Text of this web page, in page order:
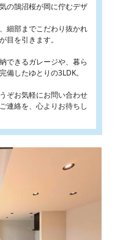
の鵠沼桜が岡に佇むデザ
細部までこだわり抜かれ
目を引きます。
できるガレージや、暮ら
備したゆとりの3LDK。
ぞお気軽にお問い合わせ
連絡を、心よりお待ちし